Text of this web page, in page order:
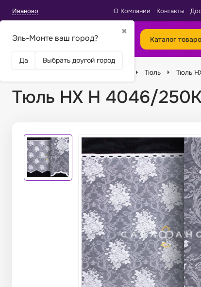
Иваново
✖
Эль-Монте ваш город?
Да Выбрать другой город
О Компании Контакты
Каталог
Тюль Тюль
Тюль HX H 4046/